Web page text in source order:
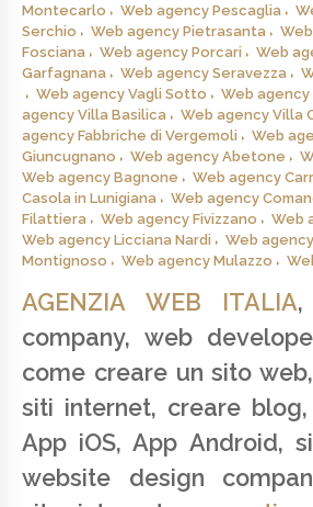
Montecarlo
Web agency Pescaglia
Serchio
Web agency Pietrasanta
Fosciana
Web agency Porcari
Web
Garfagnana
Web agency Seravezza
Web agency Vagli Sotto
Web agency
agency Villa Basilica
Web agency Villa
agency Fabbriche di Vergemoli
Web
Giuncugnano
Web agency Abetone
Web agency Bagnone
Web agency
Casola in Lunigiana
Web agency
Filattiera
Web agency Fivizzano
Web
Web agency Licciana Nardi
Web
Montignoso
Web agency Mulazzo
AGENZIA WEB ITALIA,
company, web
come creare un sito
siti internet, creare
App iOS, App Android,
website design